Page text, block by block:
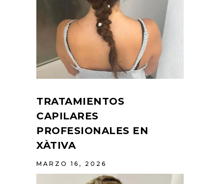
TRATAMIENTOS
CAPILARES
PROFESIONALES EN
XÀTIVA
MARZO 16, 2026